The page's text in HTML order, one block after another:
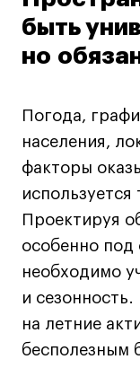
Проекты
Работы
Участие в
Britanka New
Fashion
Проект с
Подобрать
Войти в кампус
быть
но
Погода,
населения,
факторы
Проектируя
особенно
необходимо
и
на летние
бесполезным